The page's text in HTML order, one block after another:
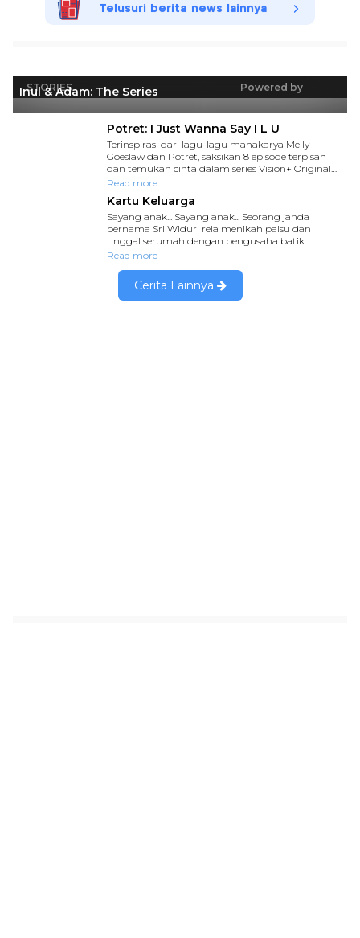
Telusuri berita news lainnya